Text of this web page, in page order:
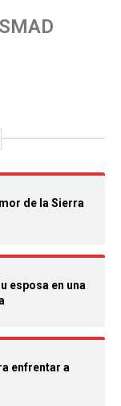
de la Sierra
esposa en una
enfrentar a